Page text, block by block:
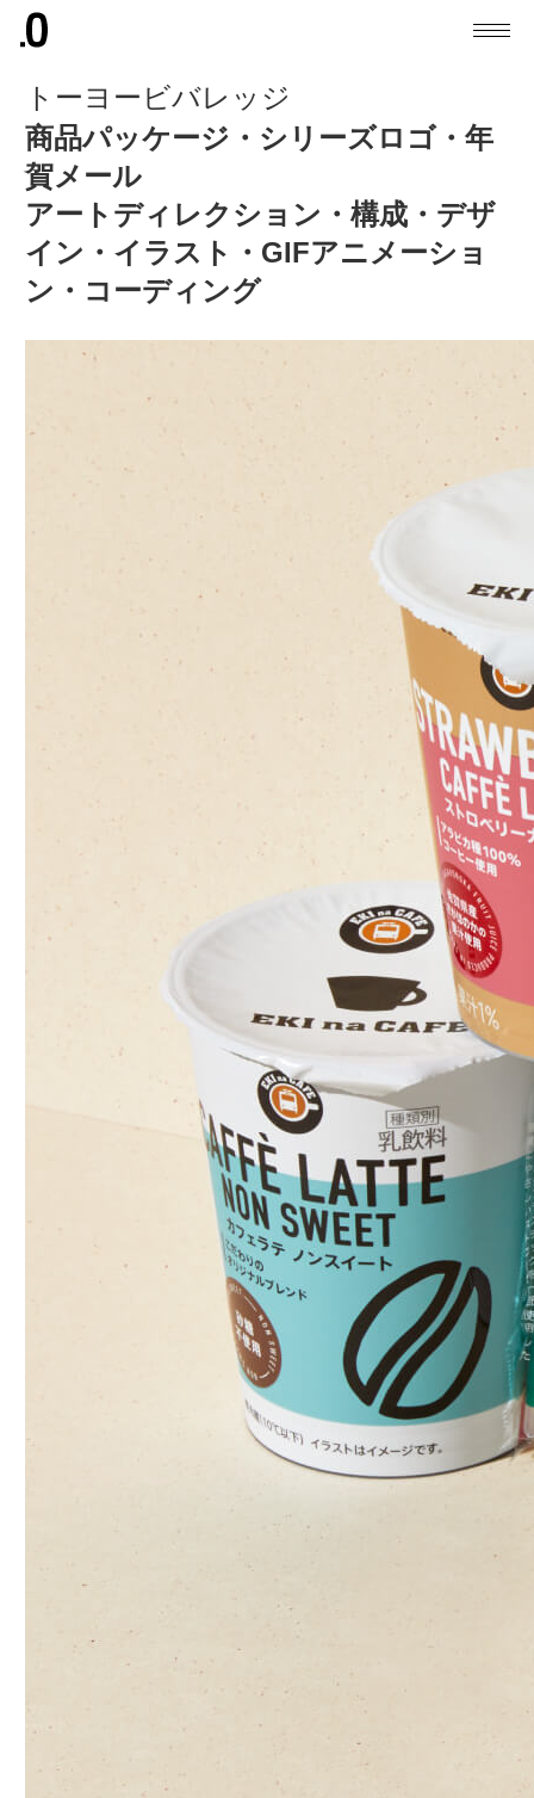
トーヨービバレッジ
商品パッケージ・シリーズロゴ・年
賀メール
アートディレクション・構成・デザ
イン・イラスト・GIFアニメーショ
ン・コーディング